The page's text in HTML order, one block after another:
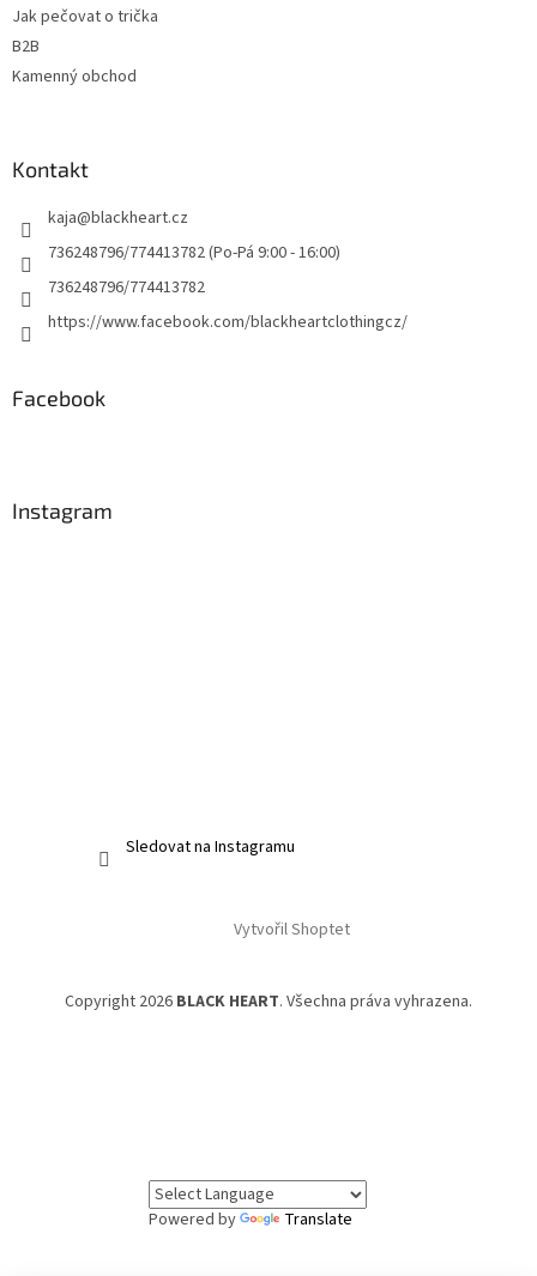
Jak pečovat o trička
B2B
Kamenný obchod
Kontakt
kaja@blackheart.cz
736248796/774413782 (Po-Pá 9:00 - 16:00)
736248796/774413782
https://www.facebook.com/blackheartclothingcz/
Facebook
Instagram
Sledovat na Instagramu
Vytvořil Shoptet
Copyright 2026 BLACK HEART. Všechna práva vyhrazena.
Powered by Translate